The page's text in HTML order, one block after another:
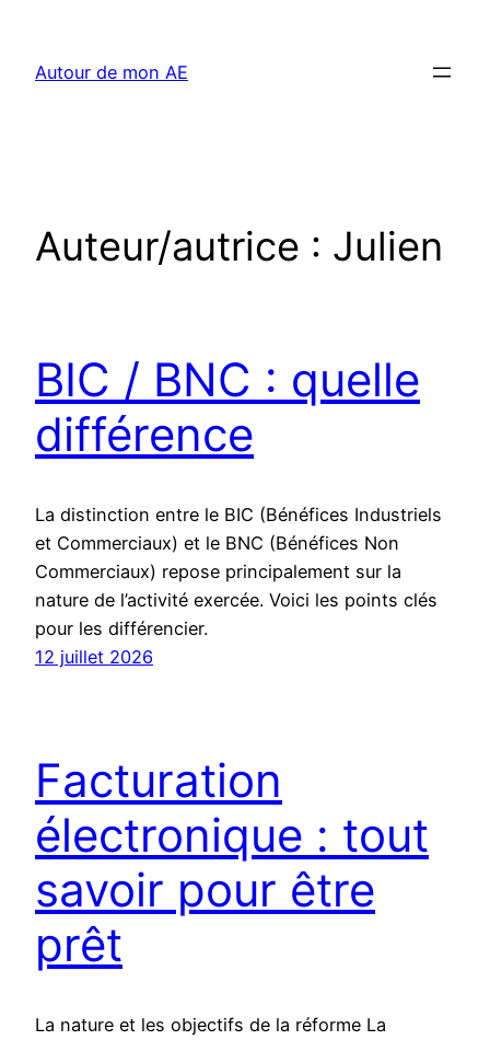
contenu
Autour de mon AE
Auteur/autrice : Julien
BIC / BNC : quelle
différence
La distinction entre le BIC (Bénéfices Industriels
et Commerciaux) et le BNC (Bénéfices Non
Commerciaux) repose principalement sur la
nature de l’activité exercée. Voici les points clés
pour les différencier.
12 juillet 2026
Facturation
électronique : tout
savoir pour être
prêt
La nature et les objectifs de la réforme La